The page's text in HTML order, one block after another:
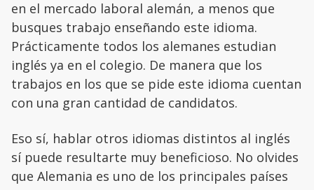
en el mercado laboral alemán, a menos que
busques trabajo enseñando este idioma.
Prácticamente todos los alemanes estudian
inglés ya en el colegio. De manera que los
trabajos en los que se pide este idioma cuentan
con una gran cantidad de candidatos.
Eso sí, hablar otros idiomas distintos al inglés
sí puede resultarte muy beneficioso. No olvides
que Alemania es uno de los principales países